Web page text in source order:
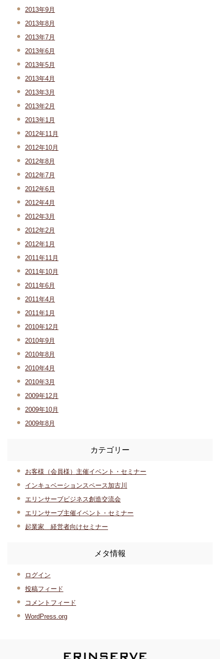
2013年9月
2013年8月
2013年7月
2013年6月
2013年5月
2013年4月
2013年3月
2013年2月
2013年1月
2012年11月
2012年10月
2012年8月
2012年7月
2012年6月
2012年4月
2012年3月
2012年2月
2012年1月
2011年11月
2011年10月
2011年6月
2011年4月
2011年1月
2010年12月
2010年9月
2010年8月
2010年4月
2010年3月
2009年12月
2009年10月
2009年8月
カテゴリー
お客様（会員様）主催イベント・セミナー
インキュベーションスペース加古川
エリンサーブビジネス創造交流会
エリンサーブ主催イベント・セミナー
起業家 経営者向けセミナー
メタ情報
ログイン
投稿フィード
コメントフィード
WordPress.org